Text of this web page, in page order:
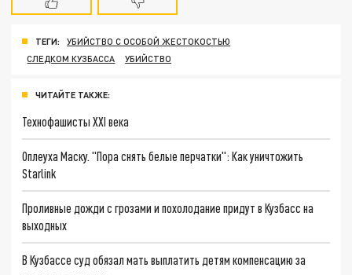
ТЕГИ:
УБИЙСТВО С ОСОБОЙ ЖЕСТОКОСТЬЮ
СЛЕДКОМ КУЗБАССА
УБИЙСТВО
ЧИТАЙТЕ ТАКЖЕ:
Технофашисты XXI века
Оплеуха Маску. "Пора снять белые перчатки": Как уничтожить
Starlink
Проливные дожди с грозами и похолодание придут в Кузбасс на
выходных
В Кузбассе суд обязал мать выплатить детям компенсацию за